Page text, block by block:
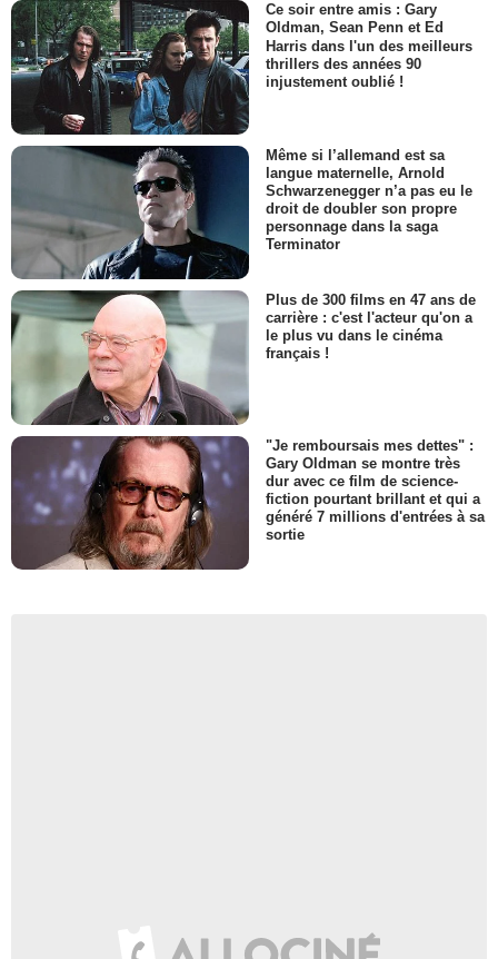
Ce soir entre amis : Gary
Oldman, Sean Penn et Ed
Harris dans l'un des meilleurs
thrillers des années 90
injustement oublié !
Même si l’allemand est sa
langue maternelle, Arnold
Schwarzenegger n’a pas eu le
droit de doubler son propre
personnage dans la saga
Terminator
Plus de 300 films en 47 ans de
carrière : c'est l'acteur qu'on a
le plus vu dans le cinéma
français !
"Je remboursais mes dettes" :
Gary Oldman se montre très
dur avec ce film de science-
fiction pourtant brillant et qui a
généré 7 millions d'entrées à sa
sortie